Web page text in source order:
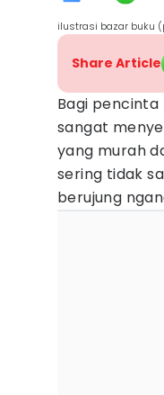
ilustrasi bazar buku
Share Article
Bagi pencinta
sangat
yang murah
sering tidak
berujung